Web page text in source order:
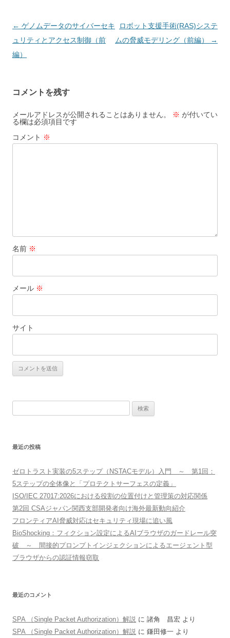
投稿ナビゲーション
← ゲノムデータのサイバーセキ
ュリティとアクセス制御（前
編）
ロボット支援手術(RAS)システ
ムの脅威モデリング（前編）
→
コメントを残す
メールアドレスが公開されることはありません。 ※ が付いてい
る欄は必須項目です
コメント ※
名前 ※
メール ※
サイト
索:
最近の投稿
ゼロトラスト実装の5ステップ（NSTACモデル）入門 ～ 第1回：
5ステップの全体像と「プロテクトサーフェスの定義」
ISO/IEC 27017:2026における役割の位置付けと管理策の対応関係
第2回 CSAジャパン関西支部開発者向け海外最新動向紹介
フロンティアAI脅威対応はセキュリティ現場に追い風
BioShocking：フィクション設定によるAIブラウザのガードレール突
破 ～ 間接的プロンプトインジェクションによるエージェント型
ブラウザからの認証情報窃取
最近のコメント
SPA （Single Packet Authorization）解説 に 諸角 昌宏 より
SPA （Single Packet Authorization）解説 に 鎌田修一 より